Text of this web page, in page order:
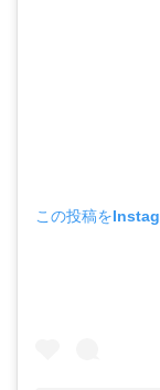
この投稿を